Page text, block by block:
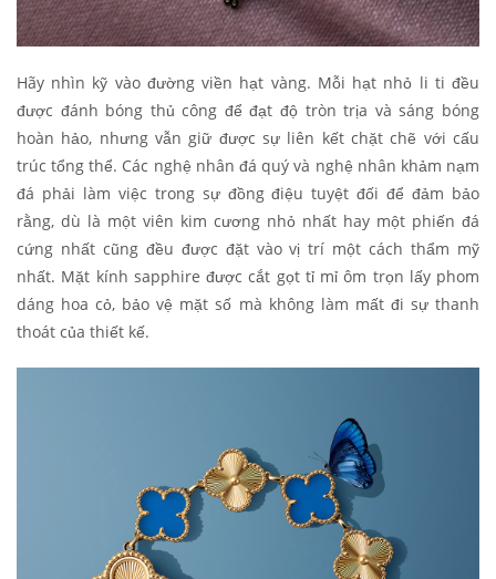
Hãy nhìn kỹ vào đường viền hạt vàng. Mỗi hạt nhỏ li ti đều
được đánh bóng thủ công để đạt độ tròn trịa và sáng bóng
hoàn hảo, nhưng vẫn giữ được sự liên kết chặt chẽ với cấu
trúc tổng thể. Các nghệ nhân đá quý và nghệ nhân khảm nạm
đá phải làm việc trong sự đồng điệu tuyệt đối để đảm bảo
rằng, dù là một viên kim cương nhỏ nhất hay một phiến đá
cứng nhất cũng đều được đặt vào vị trí một cách thẩm mỹ
nhất. Mặt kính sapphire được cắt gọt tỉ mỉ ôm trọn lấy phom
dáng hoa cỏ, bảo vệ mặt số mà không làm mất đi sự thanh
thoát của thiết kế.